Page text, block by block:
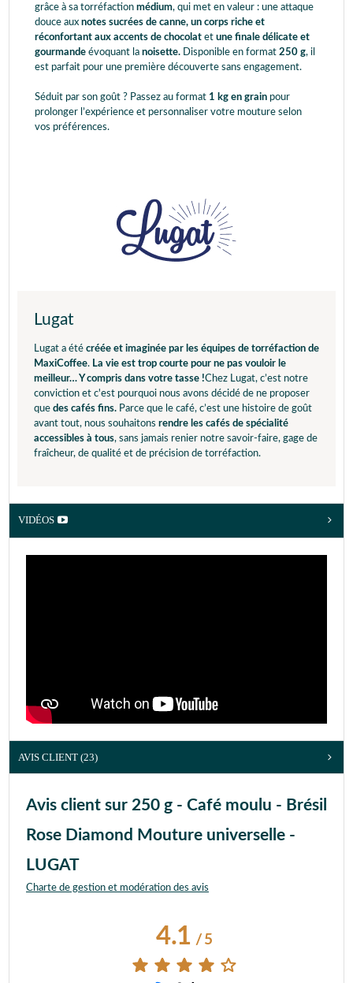
grâce à sa torréfaction médium, qui met en valeur : une attaque
douce aux notes sucrées de canne, un corps riche et
réconfortant aux accents de chocolat et une finale délicate et
gourmande évoquant la noisette. Disponible en format 250 g, il
est parfait pour une première découverte sans engagement.
Séduit par son goût ? Passez au format 1 kg en grain pour
prolonger l’expérience et personnaliser votre mouture selon
vos préférences.
Lugat
Lugat a été créée et imaginée par les équipes de torréfaction de
MaxiCoffee. La vie est trop courte pour ne pas vouloir le
meilleur… Y compris dans votre tasse !Chez Lugat, c’est notre
conviction et c'est pourquoi nous avons décidé de ne proposer
que des cafés fins. Parce que le café, c’est une histoire de goût
avant tout, nous souhaitons rendre les cafés de spécialité
accessibles à tous, sans jamais renier notre savoir-faire, gage de
fraîcheur, de qualité et de précision de torréfaction.
VIDÉOS
AVIS CLIENT (23)
Avis client sur 250 g - Café moulu - Brésil
Rose Diamond Mouture universelle -
LUGAT
Charte de gestion et modération des avis
4.1/ 5